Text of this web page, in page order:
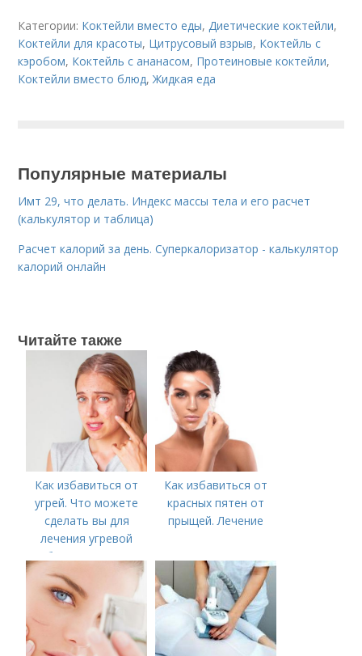
Категории: Коктейли вместо еды, Диетические коктейли,
Коктейли для красоты, Цитрусовый взрыв, Коктейль с
кэробом, Коктейль с ананасом, Протеиновые коктейли,
Коктейли вместо блюд,Жидкая еда
Популярные материалы
Имт 29, что делать. Индекс массы тела и его расчет
(калькулятор и таблица)
Расчет калорий за день. Суперкалоризатор - калькулятор
калорий онлайн
Читайте также
Как избавиться от
угрей. Что можете
сделать вы для
лечения угревой
болезни (акне)
Как избавиться от
красных пятен от
прыщей. Лечение